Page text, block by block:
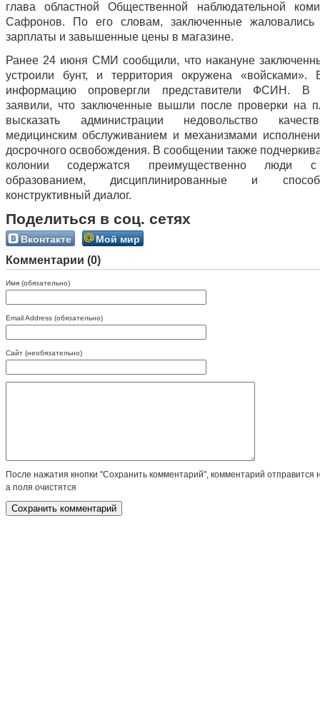
глава областной Общественной наблюдательной
Сафронов. По его словам, заключенные жаловались
зарплаты и завышенные цены в магазине.
Ранее 24 июня СМИ сообщили, что накануне
устроили бунт, и территория окружена «войсками».
информацию опровергли представители ФСИН. В
заявили, что заключенные вышли после проверки на
высказать администрации недовольство
медицинским обслуживанием и механизмами
досрочного освобождения. В сообщении также
колонии содержатся преимущественно люди
образованием, дисциплинированные и
конструктивный диалог.
Поделиться в соц. сетях
Вконтакте Мой мир
Комментарии (0)
Имя (обязательно)
Email Address (обязательно)
Сайт (необязательно)
После нажатия кнопки "Сохранить комментарий", комментарий отправится
а поля очистятся